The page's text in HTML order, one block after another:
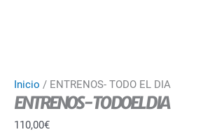
Inicio / ENTRENOS- TODO EL DIA
ENTRENOS- TODO EL DIA
110,00€